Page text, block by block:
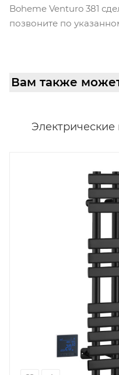
Boheme Venturo 381
позвоните по
Вам также